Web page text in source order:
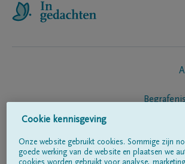
Volg ons op
Cookie kennisgeving
Onze website gebruikt cookies. Sommige zijn
goede werking van de website en plaatsen we